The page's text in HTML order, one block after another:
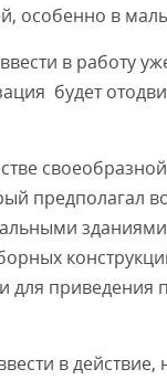
особенно в
в работу
будет
предполагал
приведения
в